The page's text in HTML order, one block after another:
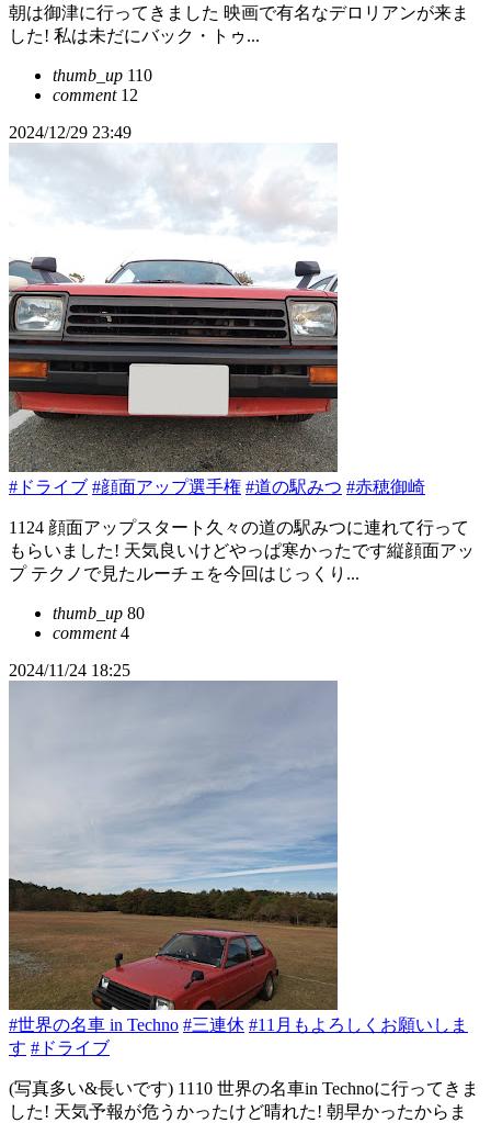
朝は御津に行ってきました 映画で有名なデロリアンが来ま
した! 私は未だにバック・トゥ...
thumb_up 110
comment12
2024/12/29 23:49
#ドライブ #顔面アップ選手権 #道の駅みつ #赤穂御崎
1124 顔面アップスタート久々の道の駅みつに連れて行って
もらいました! 天気良いけどやっぱ寒かったです縦顔面アッ
プ テクノで見たルーチェを今回はじっくり...
thumb_up 80
comment4
2024/11/24 18:25
#世界の名車 in Techno #三連休 #11月もよろしくお願いしま
す #ドライブ
(写真多い&長いです) 1110 世界の名車in Technoに行ってきま
した! 天気予報が危うかったけど晴れた! 朝早かったからま